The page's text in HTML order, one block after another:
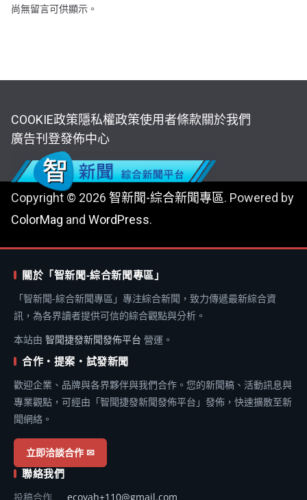
尚無留言可供顯示。
COOKIE政策隱私權政策使用者條款關於我們
廣告刊登發佈中心
Copyright © 2026 智新聞-綜合新聞專區. Powered by
ColorMag and WordPress.
關於「智新聞-綜合新聞專區」
「智新聞-綜合新聞專區」專注綜合新聞，致力傳遞最新綜合資
訊，為各界讀者提供可信的綜合觀點與分析。
本站由 智聞捷發新聞發佈平台 營運。
合作・提案・試發新聞
歡迎企業、品牌與各界夥伴與我們合作。您的新聞稿、活動訊息與
專業觀點，可經由「智聞捷發新聞發佈平台」發佈，快速擴散至新
聞網絡。
立即洽談合作 ✉
聯絡我們
投稿合作 ecoyah+110@gmail.com